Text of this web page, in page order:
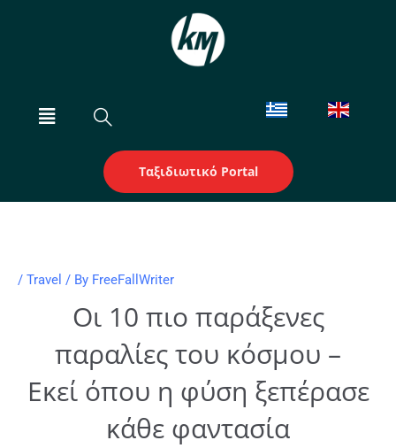
Menu
Ταξιδιωτικό Portal
/ Travel / By FreeFallWriter
Οι 10 πιο παράξενες
παραλίες του κόσμου –
Εκεί όπου η φύση ξεπέρασε
κάθε φαντασία